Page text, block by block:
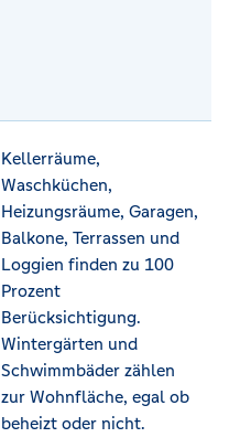
Kellerräume,
Waschküchen,
Heizungsräume, Garagen,
Balkone, Terrassen und
Loggien finden zu 100
Prozent
Berücksichtigung.
Wintergärten und
Schwimmbäder zählen
zur Wohnfläche, egal ob
beheizt oder nicht.